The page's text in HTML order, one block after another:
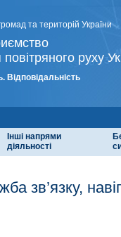
та територій України
руху
Відповідальність
Інші напрями
діяльності
зв’язку,